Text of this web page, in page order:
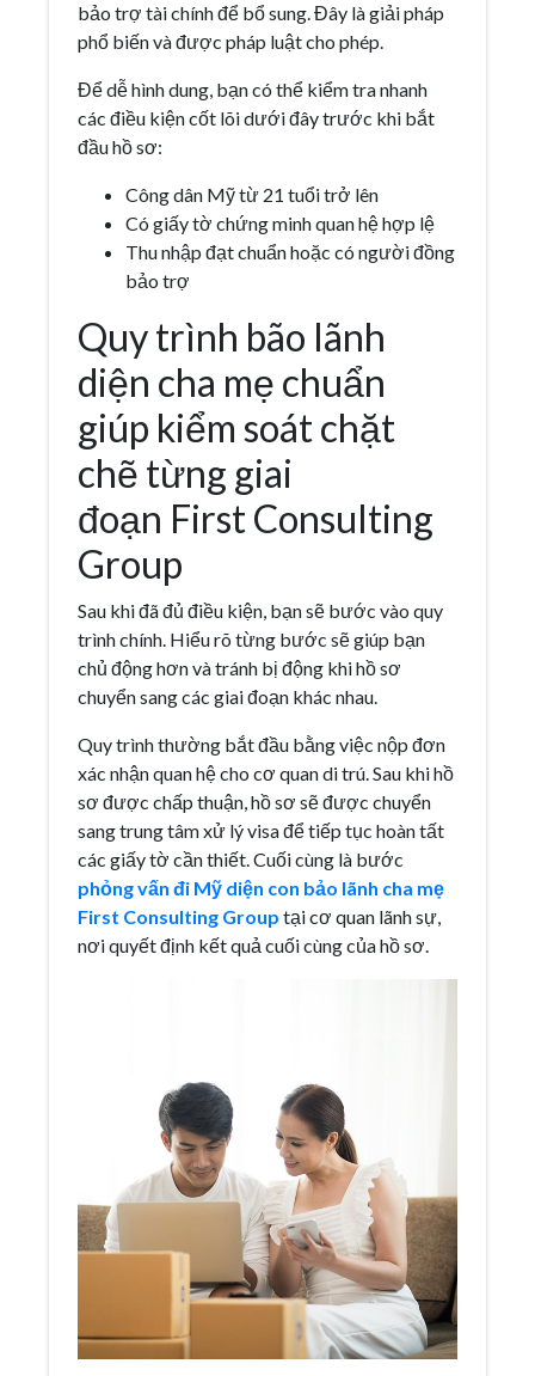
bảo trợ tài chính để bổ sung. Đây là giải pháp
phổ biến và được pháp luật cho phép.
Để dễ hình dung, bạn có thể kiểm tra nhanh
các điều kiện cốt lõi dưới đây trước khi bắt
đầu hồ sơ:
Công dân Mỹ từ 21 tuổi trở lên
Có giấy tờ chứng minh quan hệ hợp lệ
Thu nhập đạt chuẩn hoặc có người đồng
bảo trợ
Quy trình bão lãnh
diện cha mẹ chuẩn
giúp kiểm soát chặt
chẽ từng giai
đoạn First Consulting
Group
Sau khi đã đủ điều kiện, bạn sẽ bước vào quy
trình chính. Hiểu rõ từng bước sẽ giúp bạn
chủ động hơn và tránh bị động khi hồ sơ
chuyển sang các giai đoạn khác nhau.
Quy trình thường bắt đầu bằng việc nộp đơn
xác nhận quan hệ cho cơ quan di trú. Sau khi hồ
sơ được chấp thuận, hồ sơ sẽ được chuyển
sang trung tâm xử lý visa để tiếp tục hoàn tất
các giấy tờ cần thiết. Cuối cùng là bước
phỏng vấn đi Mỹ diện con bảo lãnh cha mẹ
First Consulting Group tại cơ quan lãnh sự,
nơi quyết định kết quả cuối cùng của hồ sơ.